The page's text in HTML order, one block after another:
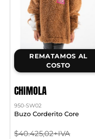
REMATAMOS AL
COSTO
CHIMOLA
950-SW02
Buzo Corderito Core
$40.425,02+IVA